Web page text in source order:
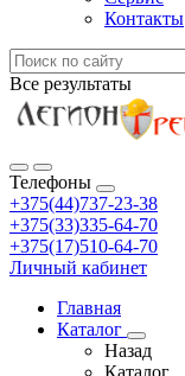
Контакты
Все результаты
Телефоны
+375(44)737-23-38
+375(33)335-64-70
+375(17)510-64-70
Личный кабинет
Главная
Каталог
Назад
Каталог